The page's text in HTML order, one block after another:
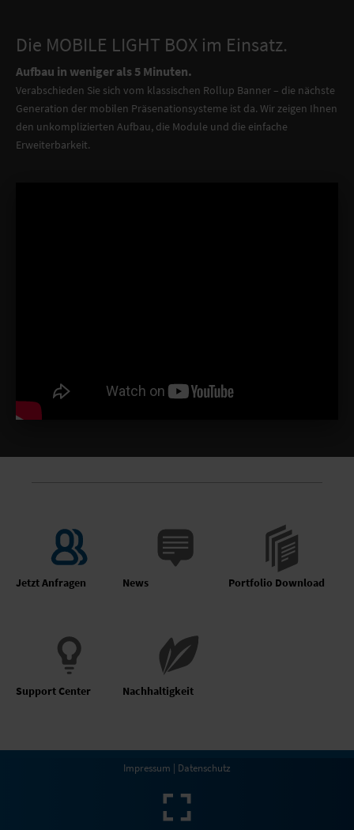
Die MOBILE LIGHT BOX im Einsatz.
Aufbau in weniger als 5 Minuten.
Verabschieden Sie sich vom klassischen Rollup Banner – die nächste
Generation der mobilen Präsenationsysteme ist da. Wir zeigen Ihnen
den unkomplizierten Aufbau, die Module und die einfache
Erweiterbarkeit.
Jetzt Anfragen News Portfolio Download
Support Center Nachhaltigkeit
Impressum | Datenschutz